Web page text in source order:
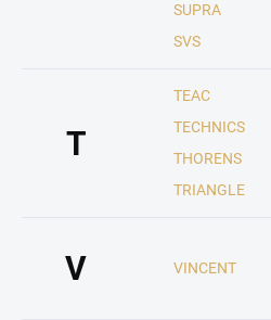
SUPRA
SVS
T
TEAC
TECHNICS
THORENS
TRIANGLE
V VINCENT